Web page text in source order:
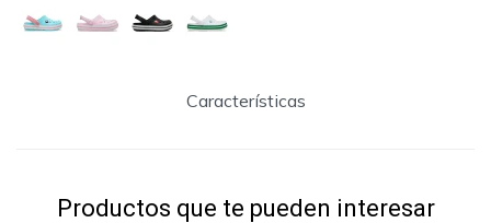
Características
Productos que te pueden interesar